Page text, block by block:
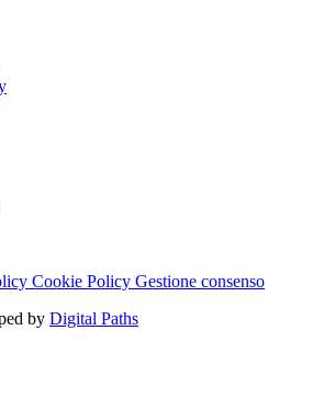
Cookie Policy Gestione consenso
by Digital Paths